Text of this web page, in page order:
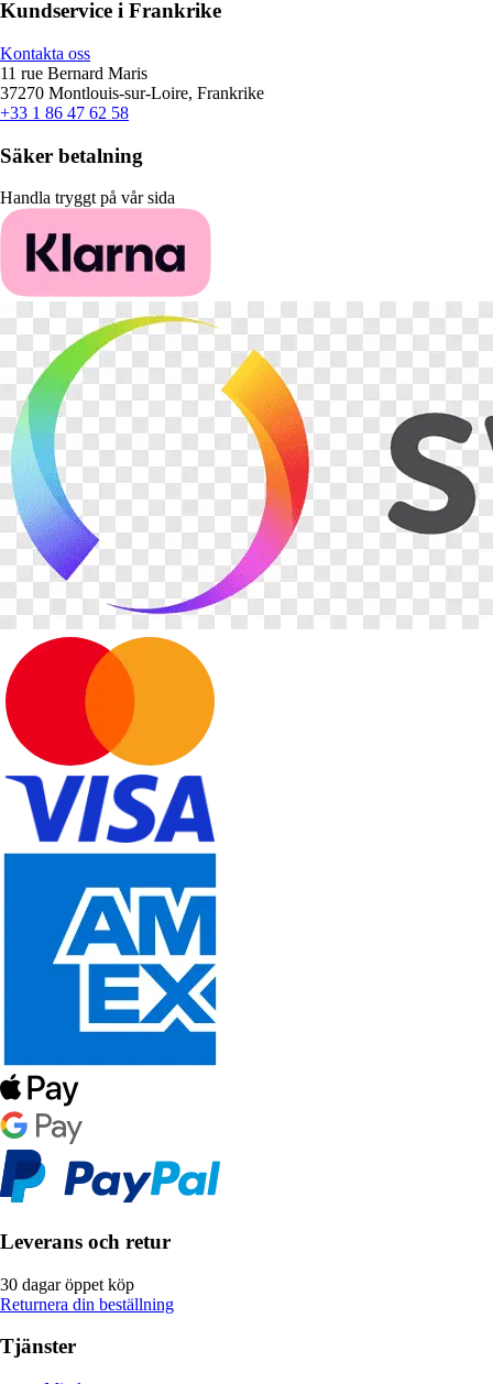
Kundservice i Frankrike
Kontakta oss
11 rue Bernard Maris
37270 Montlouis-sur-Loire, Frankrike
+33 1 86 47 62 58
Säker betalning
Handla tryggt på vår sida
Leverans och retur
30 dagar öppet köp
Returnera din beställning
Tjänster